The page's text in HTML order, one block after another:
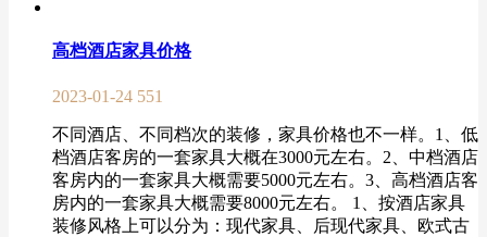
高档酒店家具价格
2023-01-24 551
不同酒店、不同档次的装修，家具价格也不一样。1、低
档酒店客房的一套家具大概在3000元左右。2、中档酒店
客房内的一套家具大概需要5000元左右。3、高档酒店客
房内的一套家具大概需要8000元左右。 1、按酒店家具
装修风格上可以分为：现代家具、后现代家具、欧式古